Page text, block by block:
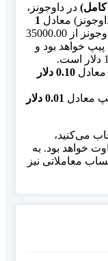
در داوجونز،
1
است. بنابراین، اگر شاخص داوجونز از 35000.00
به 35001.00 تغییر کند، این تغییر 1 پیپ خواهد بود و
معادل 0.10 دلار
معادل 0.01 دلار
می‌کنید،
خواهد بود. به
معاملاتی نیز